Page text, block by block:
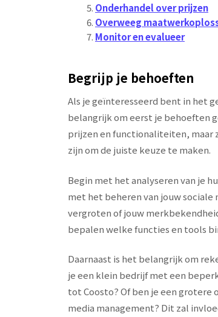
Onderhandel over prijzen
Overweeg
Monitor en evalueer
Begrijp je behoeften
Als je geïnteresseerd bent in het
belangrijk om eerst je behoeften
prijzen en functionaliteiten, maar
zijn om de juiste keuze te maken.
Begin met het analyseren van je
met het beheren van jouw
vergroten of jouw
bepalen welke functies en tools
Daarnaast is het belangrijk om
je een klein bedrijf met een
tot Coosto? Of ben je een grotere
media management? Dit zal